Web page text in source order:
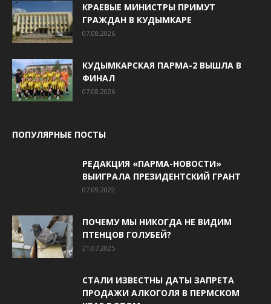
КРАЕВЫЕ МИНИСТРЫ ПРИМУТ
ГРАЖДАН В КУДЫМКАРЕ
07.08.2026
КУДЫМКАРСКАЯ ПАРМА-2 ВЫШЛА В
ФИНАЛ
07.08.2026
ПОПУЛЯРНЫЕ ПОСТЫ
РЕДАКЦИЯ «ПАРМА-НОВОСТИ»
ВЫИГРАЛА ПРЕЗИДЕНТСКИЙ ГРАНТ
07.09.2022
ПОЧЕМУ МЫ НИКОГДА НЕ ВИДИМ
ПТЕНЦОВ ГОЛУБЕЙ?
21.07.2025
СТАЛИ ИЗВЕСТНЫ ДАТЫ ЗАПРЕТА
ПРОДАЖИ АЛКОГОЛЯ В ПЕРМСКОМ